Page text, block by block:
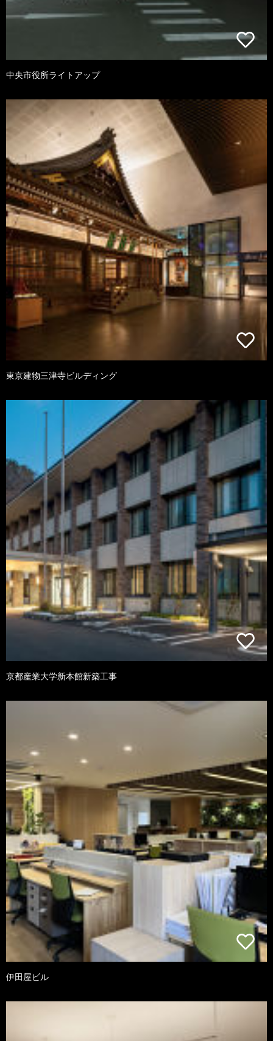
中央市役所ライトアップ
東京建物三津寺ビルディング
京都産業大学新本館新築工事
伊田屋ビル